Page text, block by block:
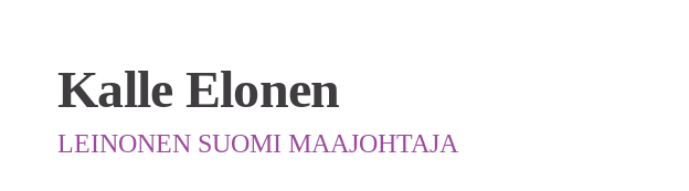
Kalle Elonen
LEINONEN SUOMI MAAJOHTAJA